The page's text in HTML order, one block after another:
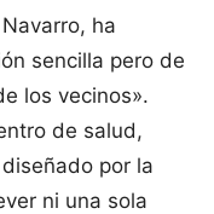
ha
sencilla pero de
los vecinos».
de salud,
por la
ni una sola